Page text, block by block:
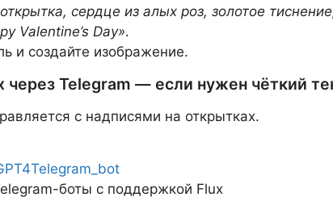
сердце из алых роз, золотое
Valentine’s Day».
и создайте изображение.
через Telegram — если нужен чёткий
с надписями на открытках.
боты с поддержкой Flux